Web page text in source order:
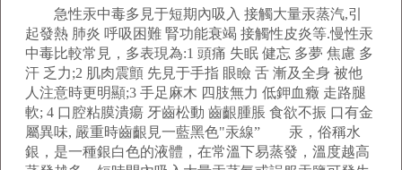
急性汞中毒多見于短期內吸入 接觸大量汞蒸汽,引
起發熱 肺炎 呼吸困難 腎功能衰竭 接觸性皮炎等.慢性汞
中毒比較常見，多表現為:1 頭痛 失眠 健忘 多夢 焦慮 多
汗 乏力;2 肌肉震顫 先見于手指 眼瞼 舌 漸及全身 被他
人注意時更明顯;3 手足麻木 四肢無力 低鉀血癥 走路腿
軟; 4 口腔粘膜潰瘍 牙齒松動 齒齦腫脹 食欲不振 口有金
屬異味, 嚴重時齒齦見一藍黑色"汞線” 汞，俗稱水
銀，是一種銀白色的液體，在常溫下易蒸發，溫度越高